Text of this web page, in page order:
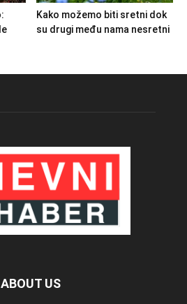
Kako možemo biti sretni dok
su drugi među nama nesretni
ABOUT US